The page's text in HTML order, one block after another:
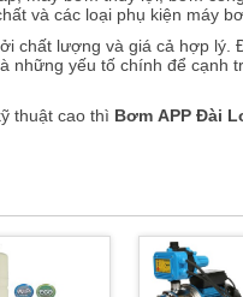
và các loại phụ kiện máy
chất lượng và giá cả hợp lý.
những yếu tố chính để cạnh
thuật cao thì Bơm APP Đài
máy bơm tự động và
hoặc gửi thông tin